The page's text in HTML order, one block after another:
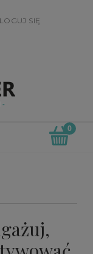
SIĘ